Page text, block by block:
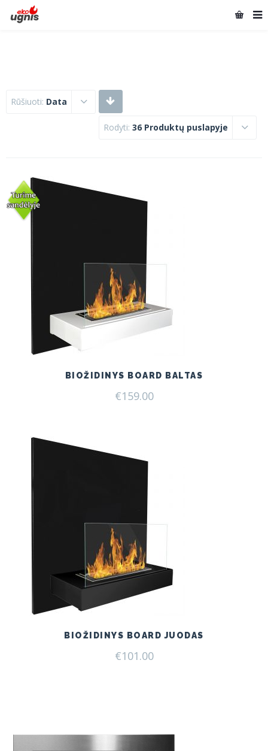
Rūšiuoti: Data
Rodyti: 36 Produktų puslapyje
BIOŽIDINYS BOARD BALTAS
€159.00
BIOŽIDINYS BOARD JUODAS
€101.00